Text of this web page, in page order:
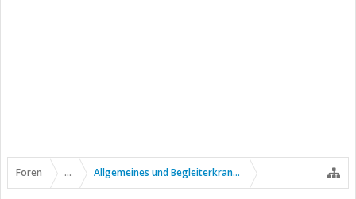
Foren ... Allgemeines und Begleiterkrankungen